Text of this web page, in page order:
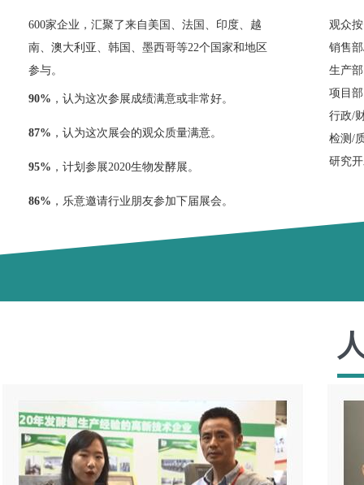
600家企业，汇聚了来自美国、法国、印度、越
南、澳大利亚、韩国、墨西哥等22个国家和地区
参与。
90% ，认为这次参展成绩满意或非常好。
87% ，认为这次展会的观众质量满意。
95% ，计划参展2020生物发酵展。
86% ，乐意邀请行业朋友参加下届展会。
观众
销售
生
项
行
检测/
研